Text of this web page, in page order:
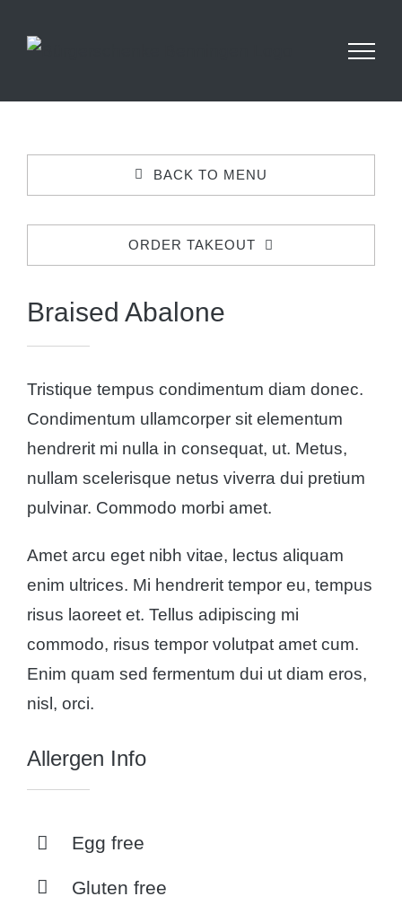
BACK TO MENU
ORDER TAKEOUT
Braised Abalone
Tristique tempus condimentum diam donec.
Condimentum ullamcorper sit elementum
hendrerit mi nulla in consequat, ut. Metus,
nullam scelerisque netus viverra dui pretium
pulvinar. Commodo morbi amet.
Amet arcu eget nibh vitae, lectus aliquam
enim ultrices. Mi hendrerit tempor eu, tempus
risus laoreet et. Tellus adipiscing mi
commodo, risus tempor volutpat amet cum.
Enim quam sed fermentum dui ut diam eros,
nisl, orci.
Allergen Info
Egg free
Gluten free
geschlossen. Ab dem 26.09 sind wir wieder für